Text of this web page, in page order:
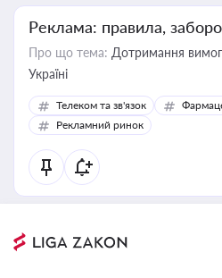
Реклама: правила,
Про що тема: Дотримання
Україні
Телеком та зв'язок
Рекламний ринок